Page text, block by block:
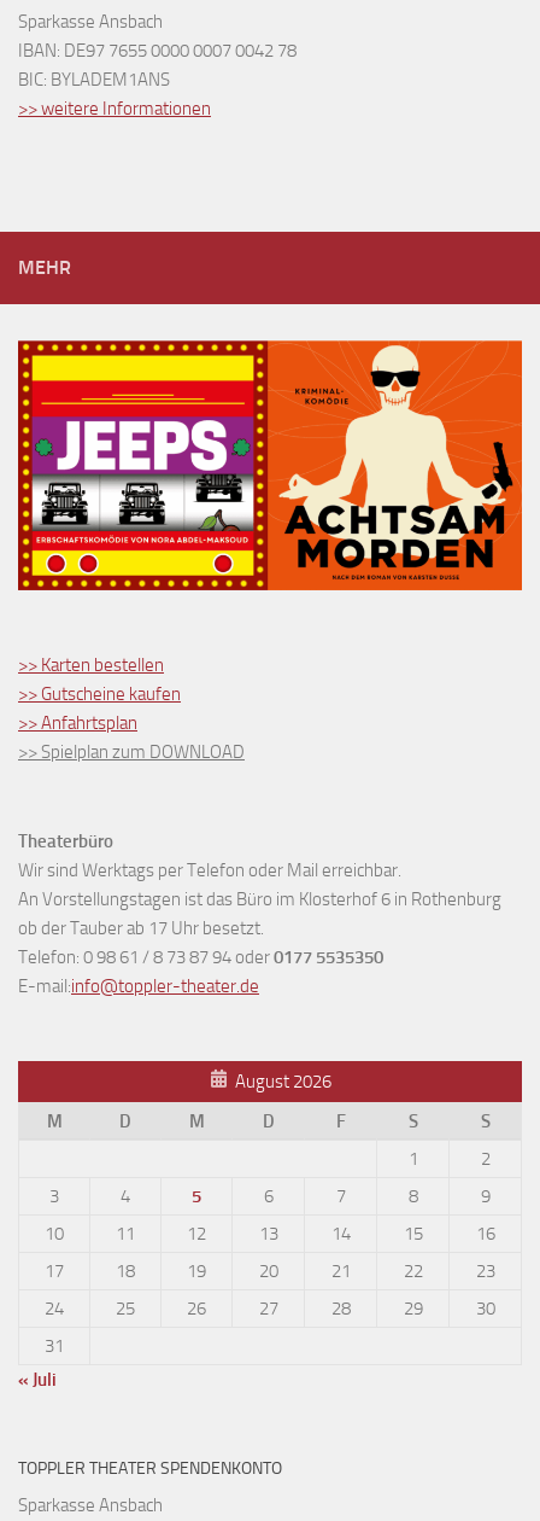
Sparkasse Ansbach
IBAN: DE97 7655 0000 0007 0042 78
BIC: BYLADEM1ANS
>> weitere Informationen
MEHR
>> Karten bestellen
>> Gutscheine kaufen
>> Anfahrtsplan
>> Spielplan zum DOWNLOAD
Theaterbüro
Wir sind Werktags per Telefon oder Mail erreichbar.
An Vorstellungstagen ist das Büro im Klosterhof 6 in Rothenburg
ob der Tauber ab 17 Uhr besetzt.
Telefon: 0 98 61 / 8 73 87 94 oder0177 5535350
E-mail:info@toppler-theater.de
August 2026
M
D M D F S
S
1
2
3
4 5 6 7 8
9
10
11 12 13 14 15
16
17
18 19 20 21 22
23
24
25 26 27 28 29
30
31
« Juli
TOPPLER THEATER SPENDENKONTO
Sparkasse Ansbach